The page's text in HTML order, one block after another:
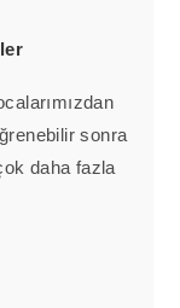
sonra
daha fazla